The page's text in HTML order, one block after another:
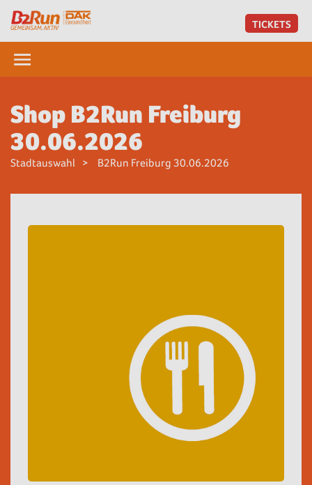
TICKETS
Shop B2Run Freiburg
30.06.2026
Stadtauswahl B2Run Freiburg 30.06.2026